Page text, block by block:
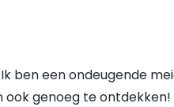
ben een ondeugende
ook genoeg te ontdekken!